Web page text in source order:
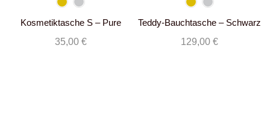
Kosmetiktasche S – Pure
Black
35,00 €
Teddy-Bauchtasche – Schwarz
129,00 €